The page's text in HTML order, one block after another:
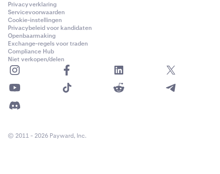
Privacyverklaring
Servicevoorwaarden
Cookie-instellingen
Privacybeleid voor kandidaten
Openbaarmaking
Exchange-regels voor traden
Compliance Hub
Niet verkopen/delen
© 2011 - 2026 Payward, Inc.